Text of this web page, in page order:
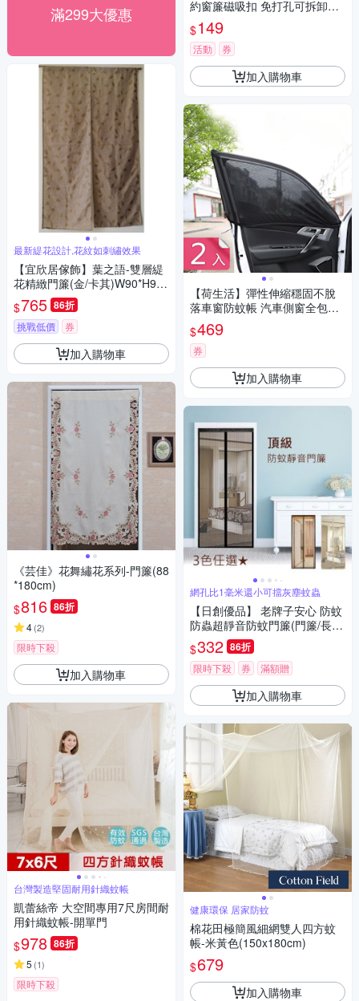
滿299大優惠
最新緹花設計,花紋如刺繡效果
【宜欣居傢飾】葉之語-雙層緹
花精緻門簾(金/卡其)W90*H90c
m/風水簾/台灣製MIT
$765 86折
挑戰低價 券
加入購物車
《芸佳》花舞繡花系列-門簾(88
*180cm)
$816 86折
4(2)
限時下殺
加入購物車
台灣製造堅固耐用針織蚊帳
凱蕾絲帝 大空間專用7尺房間耐
用針織蚊帳-開單門
$978 86折
5 (1)
限時下殺
約窗簾磁吸扣 免打孔可拆卸式
小巧磁吸固定器-2入組
$149
活動 券
加入購物車
【荷生活】彈性伸縮穩固不脫
落車窗防蚊帳 汽車側窗全包式
遮陽防蚊紗窗-2入組
$469
券
加入購物車
網孔比1毫米還小可擋灰塵蚊蟲
【日創優品】 老牌子安心 防蚊
防蟲超靜音防蚊門簾(門簾/長門
簾/房間門簾/防蚊門簾)
$332 86折
限時下殺 券 滿額贈
加入購物車
健康環保 居家防蚊
棉花田極簡風細網雙人四方蚊
帳-米黃色(150x180cm)
$679
加入購物車